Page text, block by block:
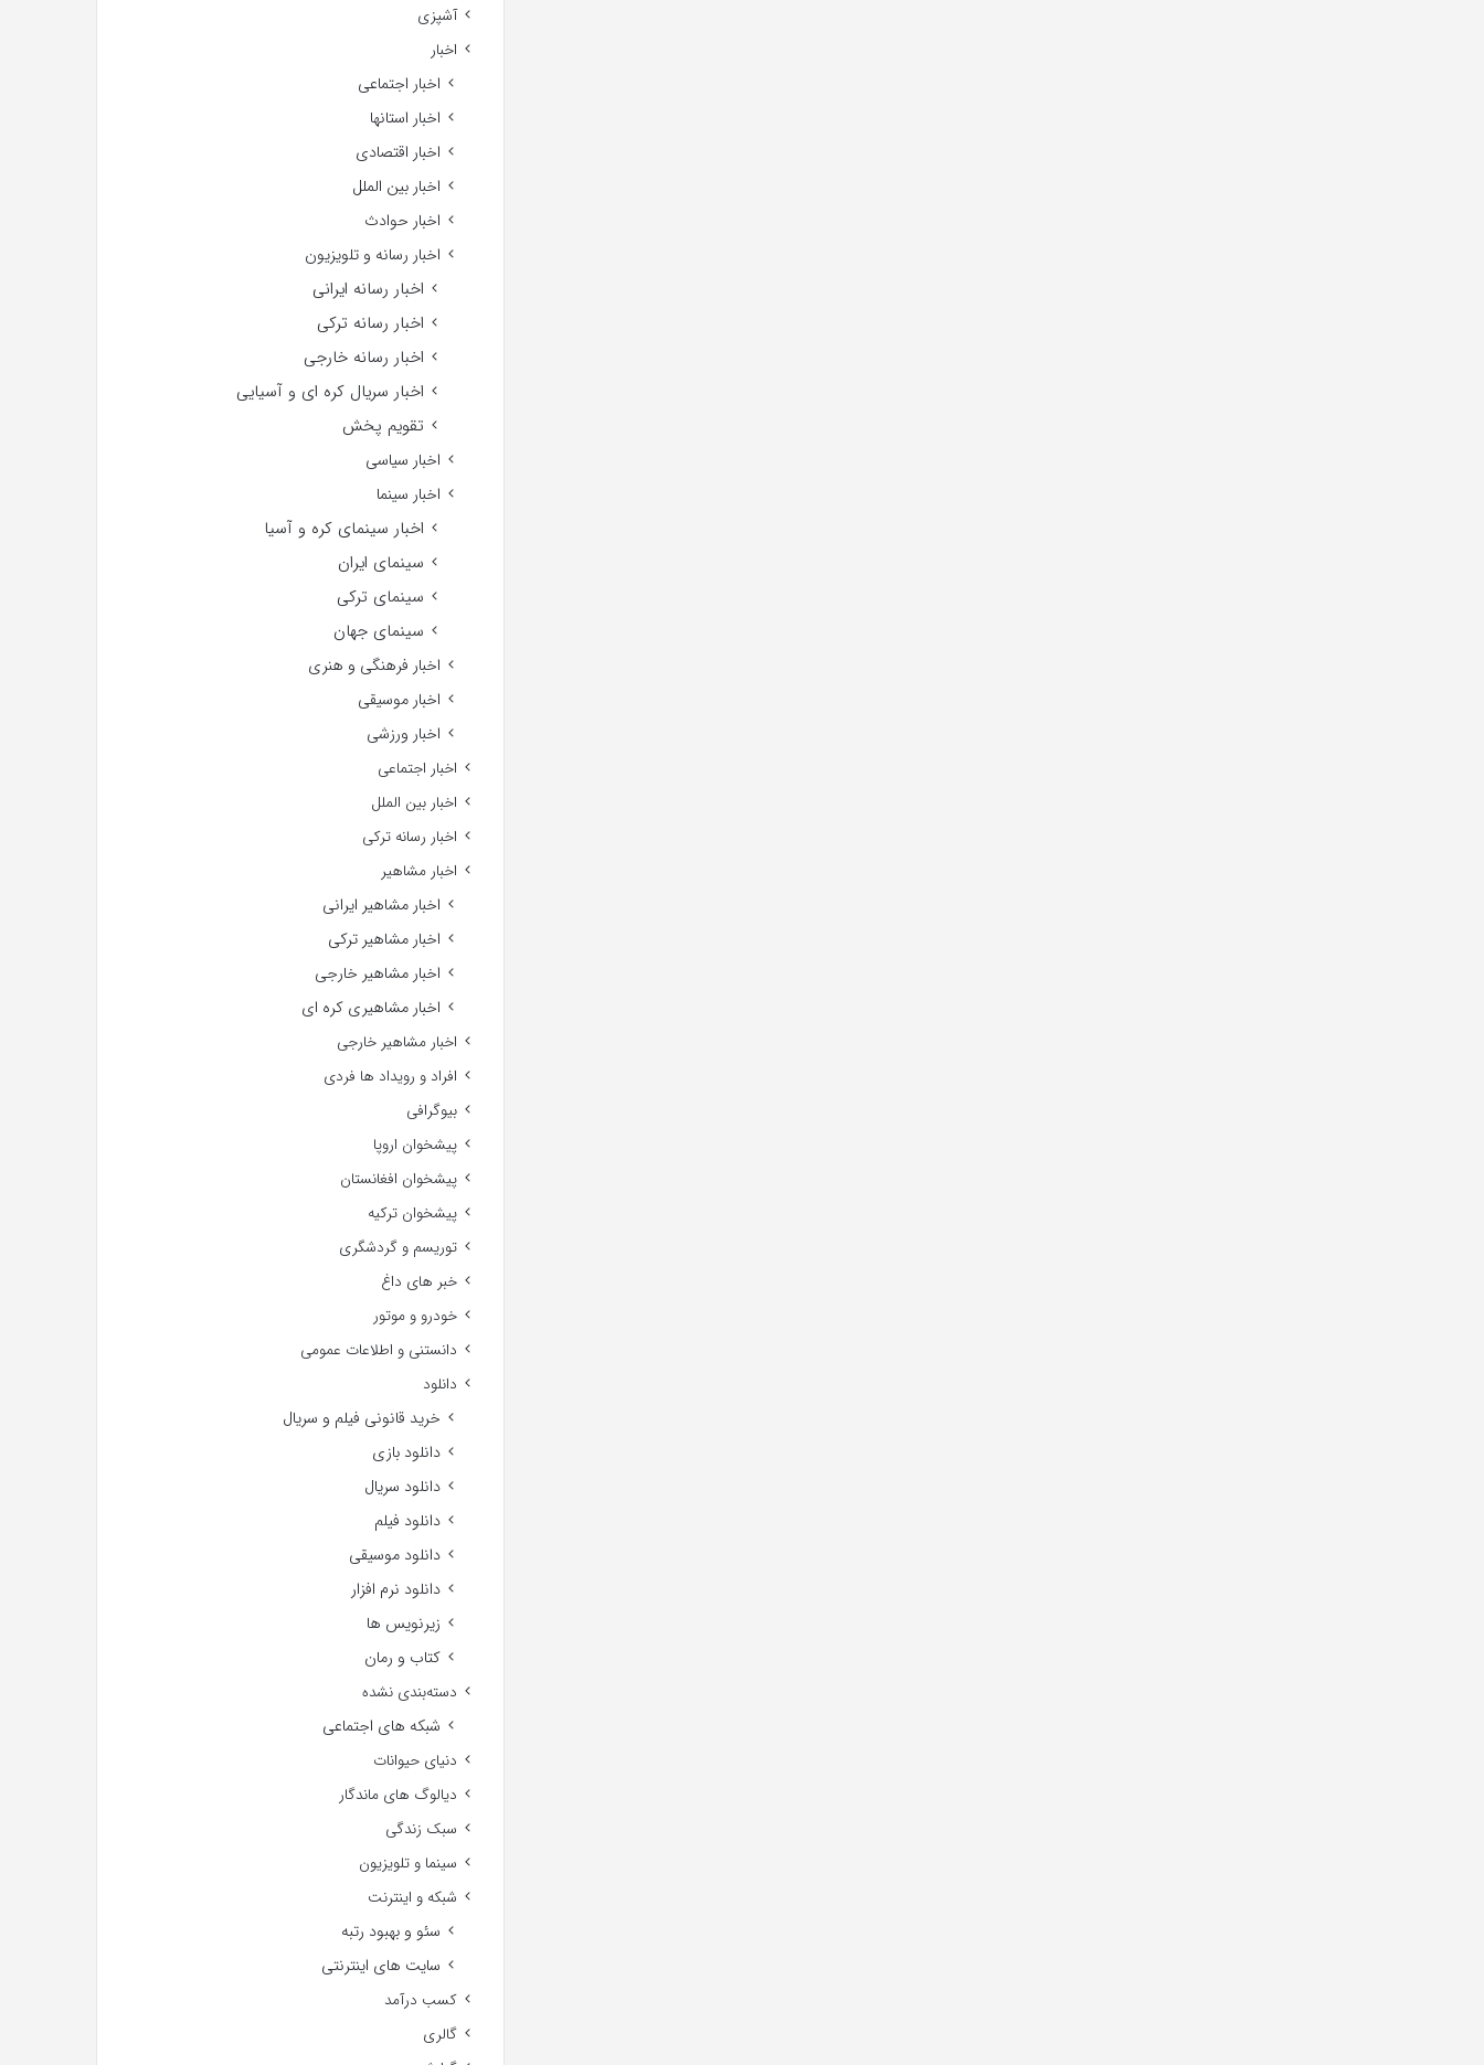
آشپزی
اخبار
اخبار اجتماعی
اخبار استانها
اخبار اقتصادی
اخبار بین الملل
اخبار حوادث
اخبار رسانه و تلویزیون
اخبار رسانه ایرانی
اخبار رسانه ترکی
اخبار رسانه خارجی
اخبار سریال کره ای و آسیایی
تقویم پخش
اخبار سیاسی
اخبار سینما
اخبار سینمای کره و آسیا
سینمای ایران
سینمای ترکی
سینمای جهان
اخبار فرهنگی و هنری
اخبار موسیقی
اخبار ورزشی
اخبار اجتماعی
اخبار بین الملل
اخبار رسانه ترکی
اخبار مشاهیر
اخبار مشاهیر ایرانی
اخبار مشاهیر ترکی
اخبار مشاهیر خارجی
اخبار مشاهیری کره ای
اخبار مشاهیر خارجی
افراد و رویداد ها فردی
بیوگرافی
پیشخوان اروپا
پیشخوان افغانستان
پیشخوان ترکیه
توریسم و گردشگری
خبر های داغ
خودرو و موتور
دانستنی و اطلاعات عمومی
دانلود
خرید قانونی فیلم و سریال
دانلود بازی
دانلود سریال
دانلود فیلم
دانلود موسیقی
دانلود نرم افزار
زیرنویس ها
کتاب و رمان
دسته‌بندی نشده
شبکه های اجتماعی
دنیای حیوانات
دیالوگ های ماندگار
سبک زندگی
سینما و تلویزیون
شبکه و اینترنت
سئو و بهبود رتبه
سایت های اینترنتی
کسب درآمد
گالری